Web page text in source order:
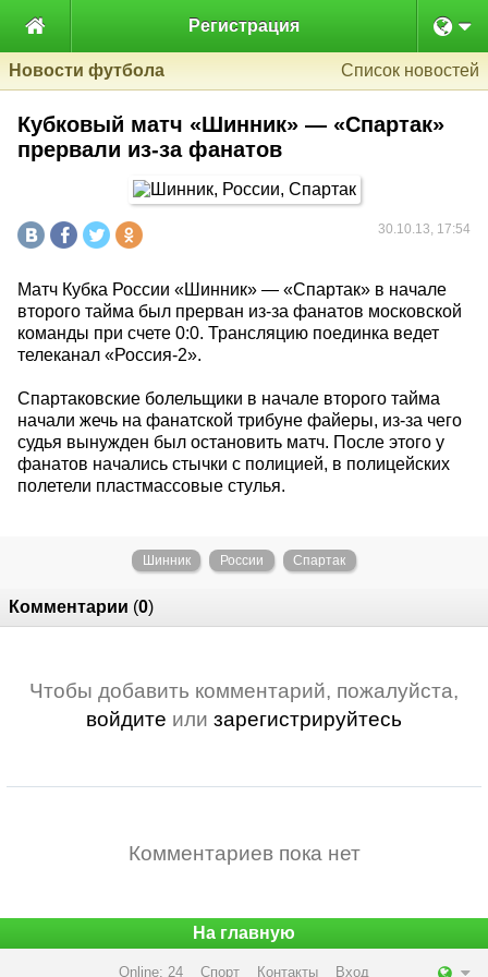
 Регистрация
Новости футбола Список новостей
Кубковый матч «Шинник» — «Спартак»
прервали из-за фанатов
30.10.13, 17:54
Матч Кубка России «Шинник» — «Спартак» в начале
второго тайма был прерван из-за фанатов московской
команды при счете 0:0. Трансляцию поединка ведет
телеканал «Россия-2».
Спартаковские болельщики в начале второго тайма
начали жечь на фанатской трибуне файеры, из-за чего
судья вынужден был остановить матч. После этого у
фанатов начались стычки с полицией, в полицейских
полетели пластмассовые стулья.
Шинник России Спартак
Комментарии (0)
Чтобы добавить комментарий, пожалуйста,
войдите или зарегистрируйтесь
Комментариев пока нет
На главную
Online: 24 Спорт Контакты Вход